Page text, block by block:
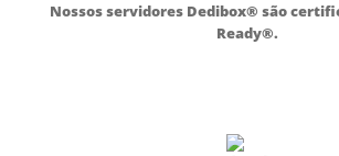
Nossos servidores Dedibox® são
Ready®.